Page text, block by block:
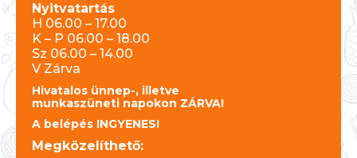
Nyitvatartás
H 06.00 – 17.00
K – P 06.00 – 18.00
Sz 06.00 – 14.00
V Zárva
Hivatalos ünnep-, illetve
munkaszüneti napokon ZÁRVA!
A belépés INGYENES!
Megközelíthető: